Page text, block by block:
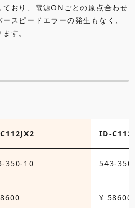
ており、電源ONごとの原点合わせ
スピードエラーの発生もなく、
す。
ID-
350-10 543-
¥ 58600